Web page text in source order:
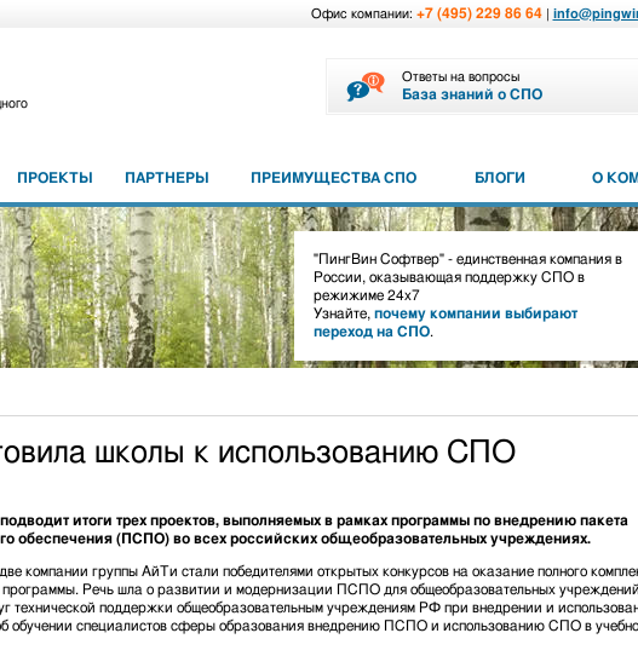
Офис компании: +7 (495) 229 86 64|
Ответы на вопросы
База знаний о СПО
ПРОЕКТЫ ПАРТНЕРЫ ПРЕИМУЩЕСТВА СПО БЛОГИ О
"ПингВин Софтвер" - единственная компания в
России, оказывающая поддержку СПО в
режижиме 24х7
Узнайте, почему компании выбирают
переход на СПО.
школы к использованию СПО
итоги трех проектов, выполняемых в рамках программы по внедрению пакета
обеспечения (ПСПО) во всех российских общеобразовательных учреждениях.
компании группы АйТи стали победителями открытых конкурсов на оказание полного
программы. Речь шла о развитии и модернизации ПСПО для общеобразовательных
технической поддержки общеобразовательным учреждениям РФ при внедрении и
специалистов сферы образования внедрению ПСПО и использованию СПО в